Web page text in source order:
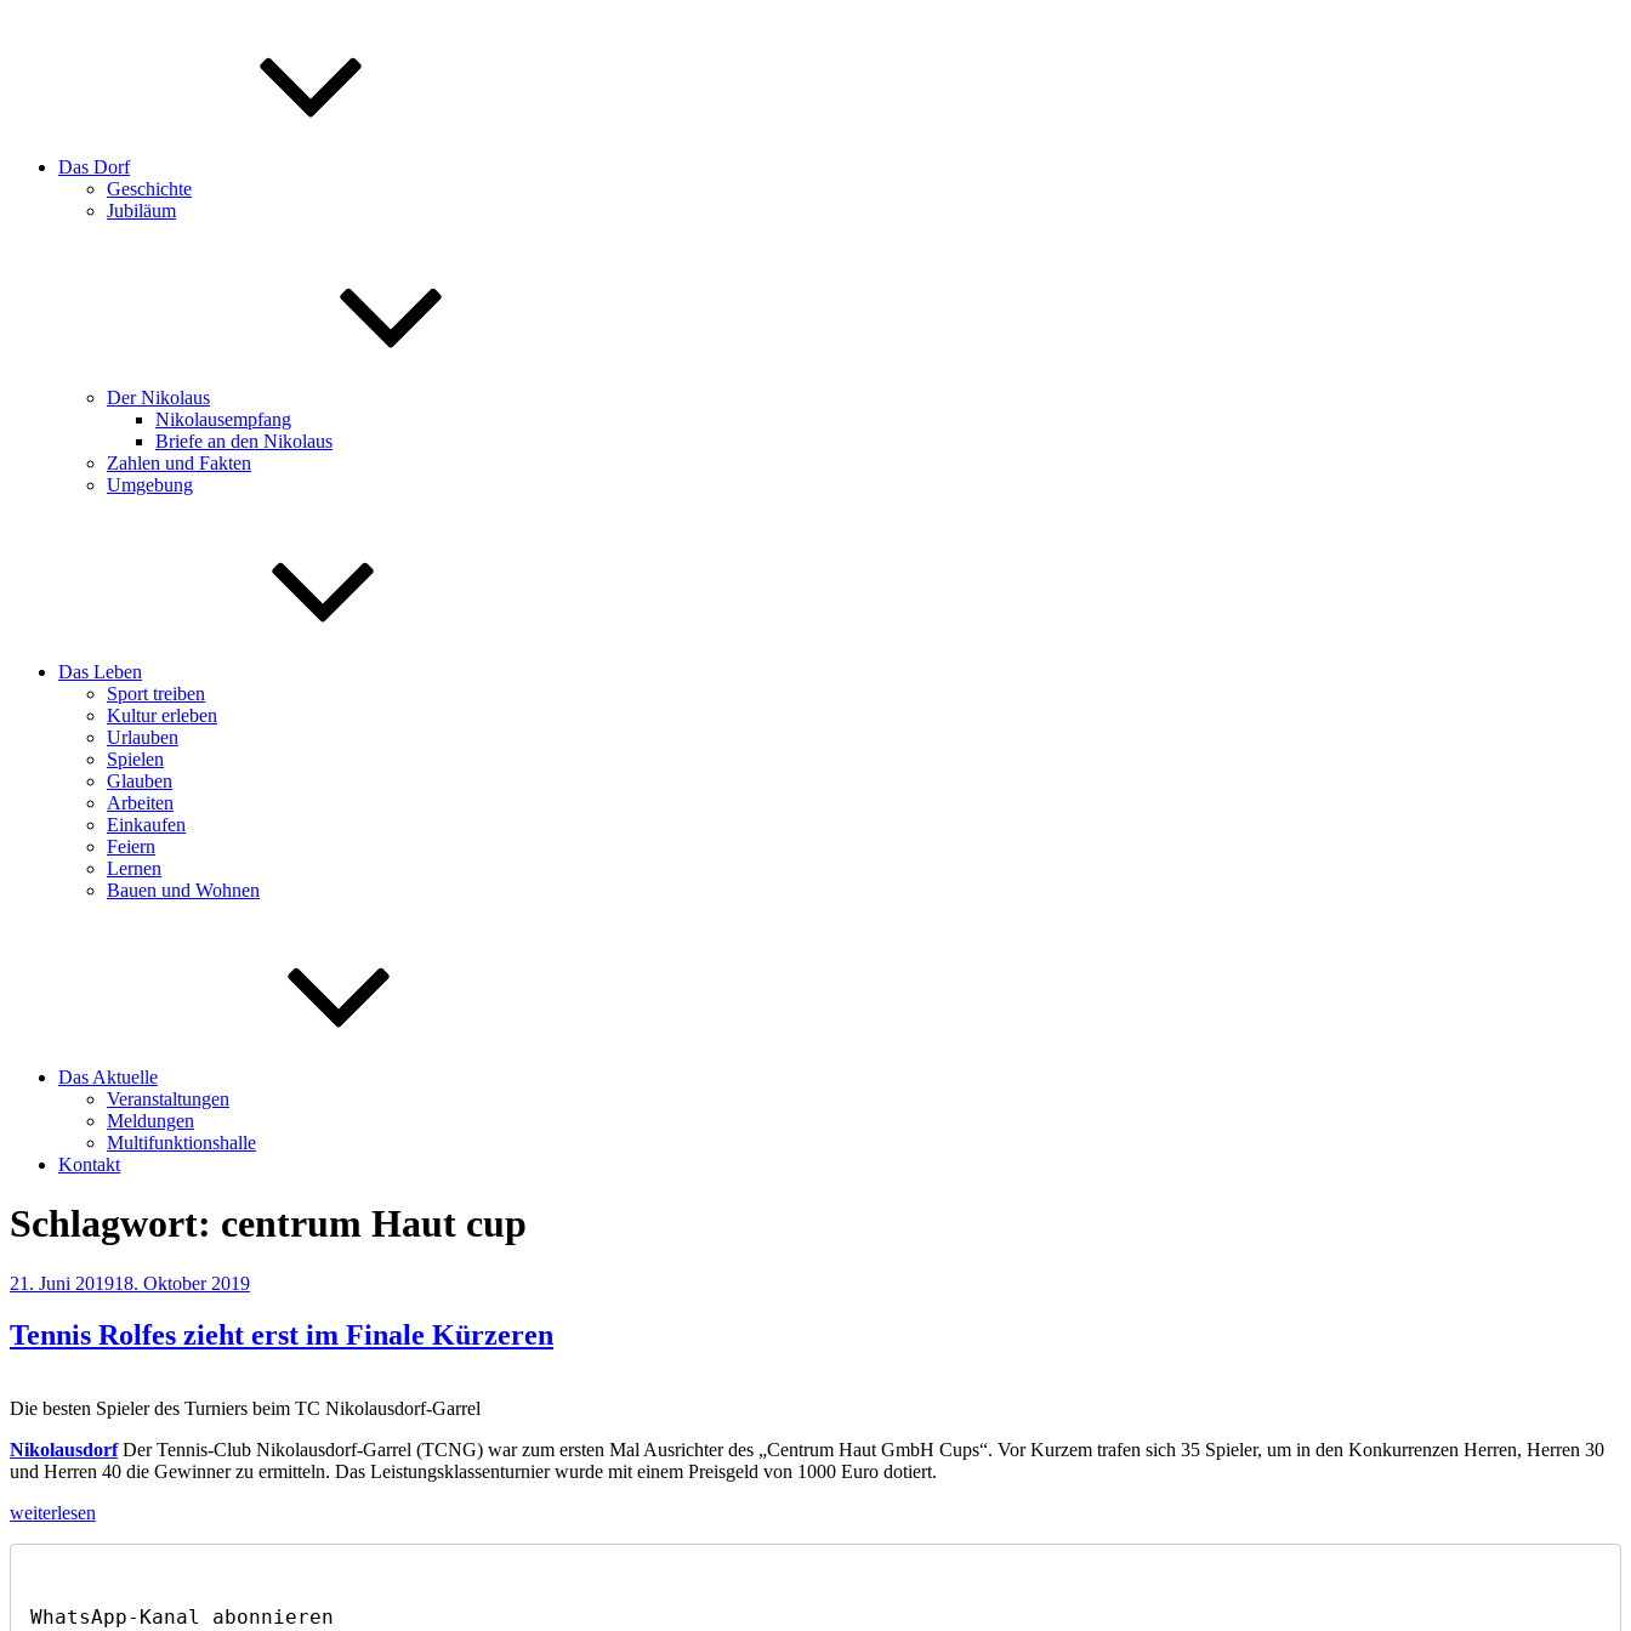
Das Dorf
Geschichte
Jubiläum
Der Nikolaus
Nikolausempfang
Briefe an den Nikolaus
Zahlen und Fakten
Umgebung
Das Leben
Sport treiben
Kultur erleben
Urlauben
Spielen
Glauben
Arbeiten
Einkaufen
Feiern
Lernen
Bauen und Wohnen
Das Aktuelle
Veranstaltungen
Meldungen
Multifunktionshalle
Kontakt
Schlagwort: centrum Haut cup
Veröffentlicht
21. Juni 201918. Oktober 2019
Tennis Rolfes zieht erst im Finale Kürzeren
Die besten Spieler des Turniers beim TC Nikolausdorf-Garrel
Nikolausdorf Der Tennis-Club Nikolausdorf-Garrel (TCNG) war zum ersten Mal Ausrichter des „Centrum Haut GmbH Cups“. Vor Kurzem trafen sich 35 Spieler, um in den Konkurrenzen Herren, Herren 30
und Herren 40 die Gewinner zu ermitteln. Das Leistungsklassenturnier wurde mit einem Preisgeld von 1000 Euro dotiert.
„Tennis
Finale
weiterlesen